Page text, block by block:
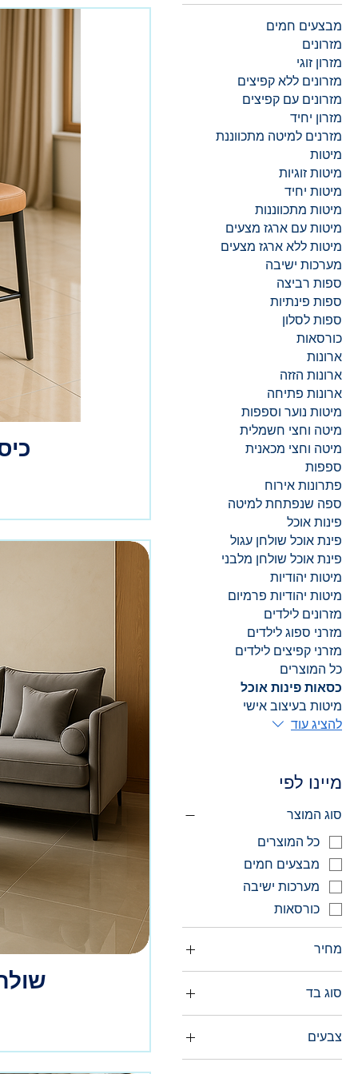
מבצעים חמים
מזרונים
מזרון זוגי
מזרונים ללא קפיצים
מזרונים עם קפיצים
מזרון יחיד
מזרנים למיטה מתכווננת
מיטות
מיטות זוגיות
מיטות יחיד
מיטות מתכווננות
מיטות עם ארגז מצעים
מיטות ללא ארגז מצעים
מערכות ישיבה
ספות רביצה
ספות פינתיות
ספות לסלון
כורסאות
ארונות
ארונות הזזה
ארונות פתיחה
מיטות נוער וספפות
מיטה וחצי חשמלית
מיטה וחצי מכאנית
ספפות
פתרונות אירוח
ספה שנפתחת למיטה
פינות אוכל
פינת אוכל שולחן עגול
פינת אוכל שולחן מלבני
מיטות יהודיות
מיטות יהודיות פרמיום
מזרונים לילדים
מזרני ספוג לילדים
מזרני קפיצים לילדים
כל המוצרים
כסאות פינות אוכל
מיטות בעיצוב אישי
להציג עוד
מיינו לפי
סוג המוצר
כל המוצרים
מבצעים חמים
מערכות ישיבה
כורסאות
מחיר
סוג בד
גלי מרינה
גשם עדיןצבעים
אבן